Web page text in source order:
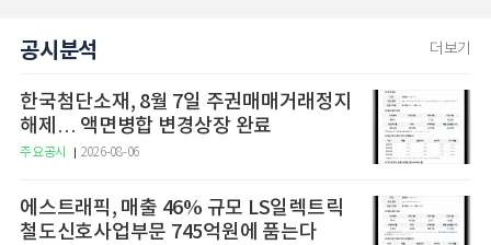
공시분석 더보기
한국첨단소재, 8월 7일 주권매매거래정지
해제… 액면병합 변경상장 완료
주요공시 2026-08-06
에스트래픽, 매출 46% 규모 LS일렉트릭
철도신호사업부문 745억원에 품는다